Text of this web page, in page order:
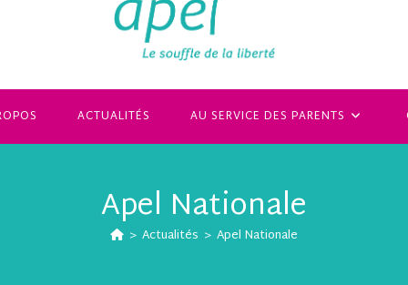
ACTUALITÉS AU SERVICE DES PARENTS
Apel Nationale
> Actualités > Apel Nationale